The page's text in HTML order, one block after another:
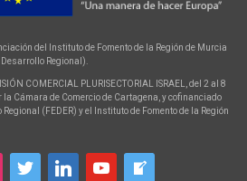
del Instituto de Fomento de la Región de Murcia
Desarrollo Regional).
COMERCIAL PLURISECTORIAL ISRAEL, del 2 al 8
Cámara de Comercio de Cartagena, y cofinanciado
(FEDER) y el Instituto de Fomento de la Región
twitter linkedin youtube welcome-